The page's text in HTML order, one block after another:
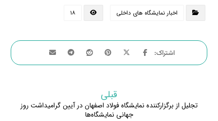
اخبار نمایشگاه های داخلی ۱۸
قبلی
تجلیل از برگزارکننده نمایشگاه فولاد اصفهان در آیین گرامیداشت روز
جهانی نمایشگاه‌ها